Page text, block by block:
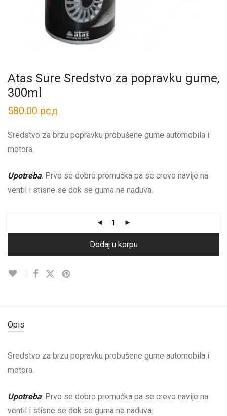
Atas Sure Sredstvo za popravku gume,
300ml
580.00 рсд
Sredstvo za brzu popravku probušene gume automobila i
motora.
Upotreba: Prvo se dobro promućka pa se crevo navije na
ventil i stisne se dok se guma ne naduva.
Dodaj u korpu
Opis
Sredstvo za brzu popravku probušene gume automobila i
motora.
Upotreba: Prvo se dobro promućka pa se crevo navije na
ventil i stisne se dok se guma ne naduva.